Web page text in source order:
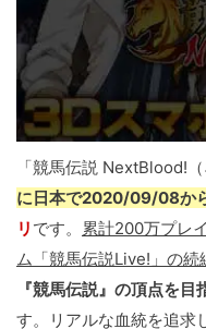
「競馬伝説 NextBlood!
に日本で2020/09/08か
リ です。
累計200万プレ
ム「競馬伝説Live!」の続
『競馬伝説』の頂点を
す。リアルな血統を追求